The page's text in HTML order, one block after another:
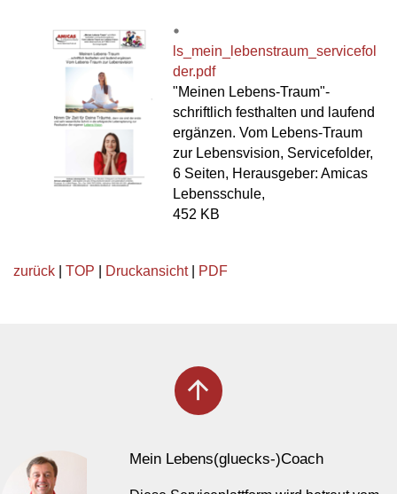
ls_mein_lebenstraum_servicefol
der.pdf
"Meinen Lebens-Traum"-
schriftlich festhalten und laufend
ergänzen. Vom Lebens-Traum
zur Lebensvision, Servicefolder,
6 Seiten, Herausgeber: Amicas
Lebensschule,
452 KB
zurück TOP Druckansicht| PDF
arrow_upward
Mein Lebens(gluecks-)Coach